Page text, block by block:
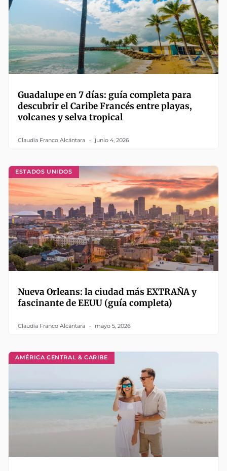
Guadalupe en 7 días: guía completa para
descubrir el Caribe Francés entre playas,
volcanes y selva tropical
Claudia Franco Alcántara junio 4, 2026
ESTADOS UNIDOS
Nueva Orleans: la ciudad más EXTRAÑA y
fascinante de EEUU (guía completa)
Claudia Franco Alcántara mayo 5, 2026
AMÉRICA CENTRAL & CARIBE